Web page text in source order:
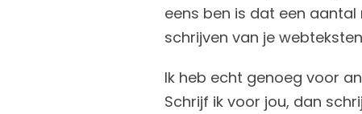
eens ben is dat een
schrijven van je
Ik heb echt genoeg voor
Schrijf ik voor jou, dan